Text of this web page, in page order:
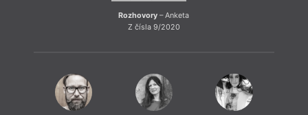
Rozhovory – Anketa
Z čísla 9/2020